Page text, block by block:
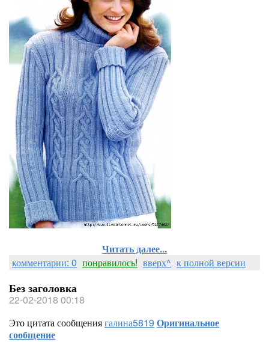
Читать далее...
комментарии: 0 понравилось! вверх^ к полной версии
Без заголовка
22-02-2018 00:18
Это цитата сообщениягалина5819 Оригинальное
сообщение